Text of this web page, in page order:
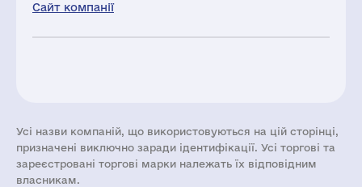
Сайт компанії
Усі назви компаній, що використовуються на цій сторінці,
призначені виключно заради ідентифікації. Усі торгові та
зареєстровані торгові марки належать їх відповідним
власникам.